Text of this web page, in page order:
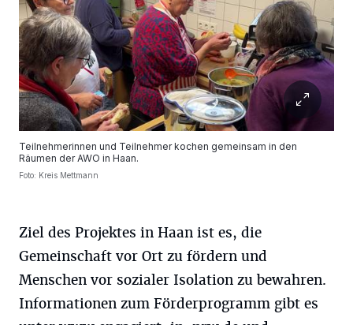
Teilnehmerinnen und Teilnehmer kochen gemeinsam in den
Räumen der AWO in Haan.
Foto: Kreis Mettmann
Ziel des Projektes in Haan ist es, die
Gemeinschaft vor Ort zu fördern und
Menschen vor sozialer Isolation zu bewahren.
Informationen zum Förderprogramm gibt es